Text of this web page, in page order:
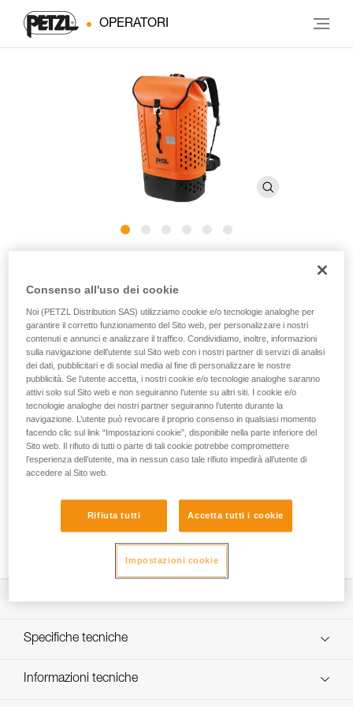
OPERATORI
Sacco confortevole ed ergonomico per il torrentismo
La grande risorsa per portare tutto! ALCANADRE GUIDE è
un sacco da 45 litri destinato agli utilizzatori esperti e ai
supervisori del torrentismo. Nelle marce di avvicinamento o
in progressione, il suo comfort è ottimale, grazie alle
numerose imbottiture. I molteplici fori evacuano facilmente
l’acqua. Sul versante attrezzatura, dispone di anelli colorati
per le estremità della corda, di una cintura amovibile e di
fibbie su ogni spallaccio per lasciare il sacco rapidamente in
caso di soccorso. All’interno, due scomparti consentono
applicata può accogliere il materiale di soccorso e una
custodia in rete può servire alla sistemazione dei piccoli
attrezzi. La costruzione e il manico superiore rinforzato gli
conferiscono una grande resistenza.
Descrizione
Sacco confortevole ed ergonomico destinato agli
ottimale nelle lunghe marce di avvicinamento,
Specifiche tecniche
Peso: 1745 g
Informazioni tecniche
Consenso all'uso dei cookie
Noi (PETZL Distribution SAS) utilizziamo cookie e/o tecnologie analoghe per
garantire il corretto funzionamento del Sito web, per personalizzare i nostri
contenuti e annunci e analizzare il traffico. Condividiamo, inoltre, informazioni
sulla navigazione dell’utente sul Sito web con i nostri partner di servizi di analisi
dei dati, pubblicitari e di social media al fine di personalizzare le nostre
pubblicità. Se l’utente accetta, i nostri cookie e/o tecnologie analoghe saranno
attivi solo sul Sito web e non seguiranno l’utente su altri siti. I cookie e/o
tecnologie analoghe dei nostri partner seguiranno l’utente durante la
navigazione. L’utente può revocare il proprio consenso in qualsiasi momento
facendo clic sul link “Impostazioni cookie”, disponibile nella parte inferiore del
Sito web. Il rifiuto di tutti o parte di tali cookie potrebbe compromettere
l’esperienza dell’utente, ma in nessun caso tale rifiuto impedirà all’utente di
accedere al Sito web.
Rifiuta tutti Accetta tutti i cookie
Impostazioni cookie